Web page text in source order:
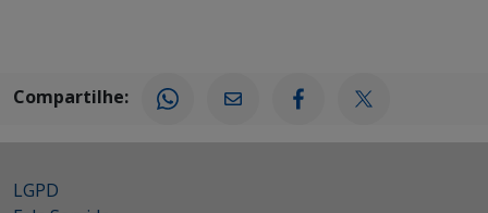
Compartilhe:
LGPD